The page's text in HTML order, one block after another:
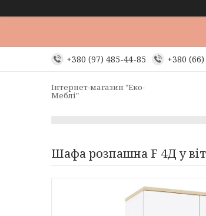
+380 (97) 485-44-85 +380
Інтернет-магазин "Еко-
Меблі"
Шафа розпашна F 4Д у